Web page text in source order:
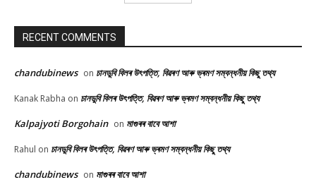
RECENT COMMENTS
chandubinews on চানডুবি বিলৰ উৎপত্তি, বিৱৰণ আৰু ভ্ৰমণ সম্বন্ধনীয় কিছু তথ্য
Kanak Rabha on চানডুবি বিলৰ উৎপত্তি, বিৱৰণ আৰু ভ্ৰমণ সম্বন্ধনীয় কিছু তথ্য
Kalpajyoti Borgohain on মাগুৰৰ বাবে আশা
Rahul on চানডুবি বিলৰ উৎপত্তি, বিৱৰণ আৰু ভ্ৰমণ সম্বন্ধনীয় কিছু তথ্য
chandubinews on মাগুৰৰ বাবে আশা